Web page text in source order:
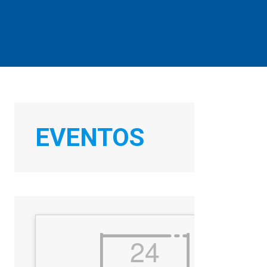
EVENTOS
24